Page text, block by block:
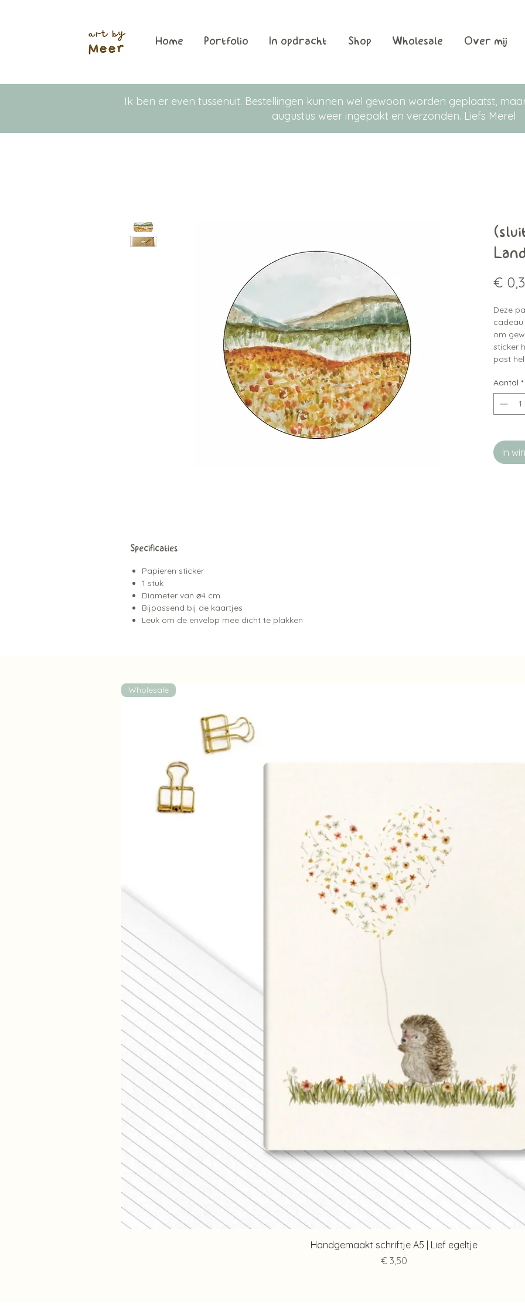
Home Portfolio In opdracht Shop Wholesale Over mij
Ik ben er even tussenuit. Bestellingen kunnen wel gewoon worden geplaatst,
augustus weer ingepakt en verzonden. Liefs Merel
€
Deze
cadeau
om
sticker
past
Aantal *
In
Specificaties
Papieren sticker
1 stuk
Diameter van ⌀4 cm
Bijpassend bij de kaartjes
Leuk om de envelop mee dicht te plakken
Snel overzicht
Wholesale
Handgemaakt schriftje A5 | Lief egeltje
Prijs
€ 3,50